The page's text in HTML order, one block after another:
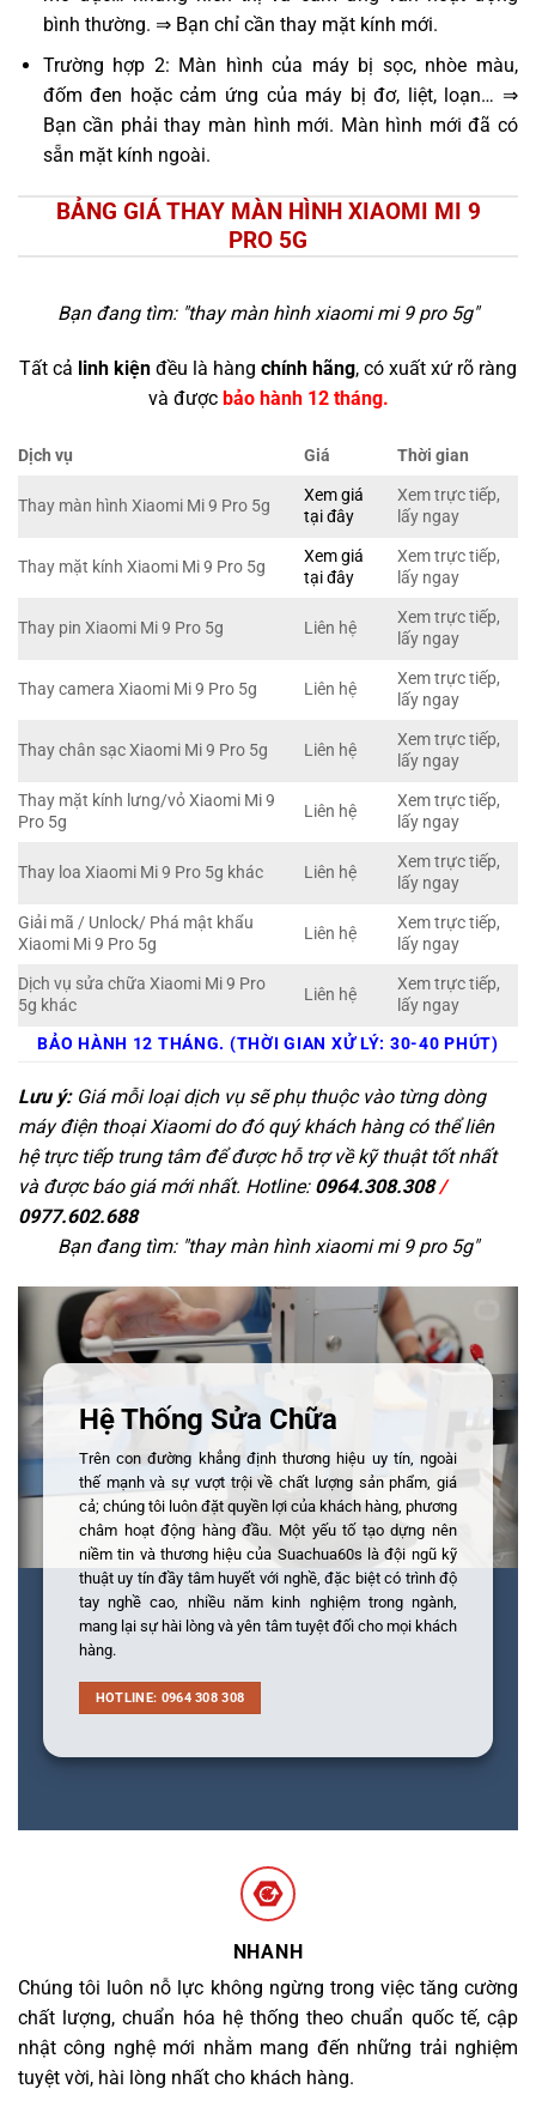
bình thường. ⇒ Bạn chỉ cần thay mặt kính mới.
Trường hợp 2: Màn hình của máy bị sọc, nhòe màu,
đốm đen hoặc cảm ứng của máy bị đơ, liệt, loạn… ⇒
Bạn cần phải thay màn hình mới. Màn hình mới đã có
sẵn mặt kính ngoài.
BẢNG GIÁ THAY MÀN HÌNH XIAOMI MI 9
PRO 5G
Bạn đang tìm: "thay màn hình xiaomi mi 9 pro 5g"
Tất cả linh kiện đều là hàng chính hãng, có xuất xứ rõ ràng
và được bảo hành 12 tháng.
Dịch vụ Giá Thời gian
Thay màn hình Xiaomi Mi 9 Pro 5g
Xem giá
tại đây
Xem trực tiếp,
lấy ngay
Thay mặt kính Xiaomi Mi 9 Pro 5g
Xem giá
tại đây
Xem trực tiếp,
lấy ngay
Thay pin Xiaomi Mi 9 Pro 5g Liên hệ
Xem trực tiếp,
lấy ngay
Thay camera Xiaomi Mi 9 Pro 5g Liên hệ
Xem trực tiếp,
lấy ngay
Thay chân sạc Xiaomi Mi 9 Pro 5g Liên hệ
Xem trực tiếp,
lấy ngay
Thay mặt kính lưng/vỏ Xiaomi Mi 9
Pro 5g
Liên hệ
Xem trực tiếp,
lấy ngay
Thay loa Xiaomi Mi 9 Pro 5g khác Liên hệ
Xem trực tiếp,
lấy ngay
Giải mã / Unlock/ Phá mật khẩu
Xiaomi Mi 9 Pro 5g
Liên hệ
Xem trực tiếp,
lấy ngay
Dịch vụ sửa chữa Xiaomi Mi 9 Pro
5g khác
Liên hệ
Xem trực tiếp,
lấy ngay
BẢO HÀNH 12 THÁNG. (THỜI GIAN XỬ LÝ: 30-40 PHÚT)
Lưu ý:Giá mỗi loại dịch vụ sẽ phụ thuộc vào từng dòng
máy điện thoại Xiaomi do đó quý khách hàng có thể liên
hệ trực tiếp trung tâm để được hỗ trợ về kỹ thuật tốt nhất
và được báo giá mới nhất. Hotline: 0964.308.308/
0977.602.688
Bạn đang tìm: "thay màn hình xiaomi mi 9 pro 5g"
Hệ Thống Sửa Chữa
Trên con đường khẳng định thương hiệu uy tín, ngoài
thế mạnh và sự vượt trội về chất lượng sản phẩm, giá
cả; chúng tôi luôn đặt quyền lợi của khách hàng, phương
châm hoạt động hàng đầu. Một yếu tố tạo dựng nên
niềm tin và thương hiệu của Suachua60s là đội ngũ kỹ
thuật uy tín đầy tâm huyết với nghề, đặc biệt có trình độ
tay nghề cao, nhiều năm kinh nghiệm trong ngành,
mang lại sự hài lòng và yên tâm tuyệt đối cho mọi khách
hàng.
HOTLINE: 0964 308 308
NHANH
Chúng tôi luôn nỗ lực không ngừng trong việc tăng cường
chất lượng, chuẩn hóa hệ thống theo chuẩn quốc tế, cập
nhật công nghệ mới nhằm mang đến những trải nghiệm
tuyệt vời, hài lòng nhất cho khách hàng.